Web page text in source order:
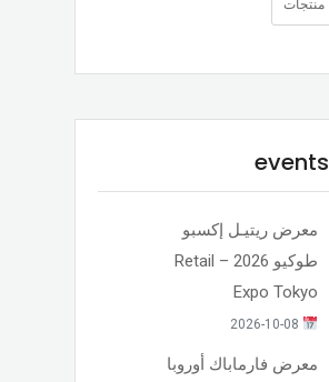
منتجات
events
معرض ريتيـل إكسبو
طوكيو 2026 – Retail
Expo Tokyo
معرض فارماباك أوروبا